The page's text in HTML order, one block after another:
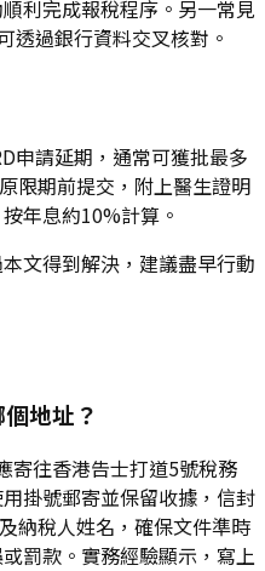
利完成報稅程序。另一常見
透過銀行資料交叉核對。
申請延期，通常可獲批最多
限期前提交，附上醫生證明
年息約10%計算。
文得到解決，建議盡早行動
地址？
寄往香港告士打道5號稅務
掛號郵寄並保留收據，信封
納稅人姓名，確保文件準時
罰款。實務經驗顯示，寫上